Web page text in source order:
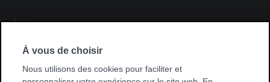
Suivez-nous
nous
nous
À vous de choisir
Nous utilisons des cookies pour faciliter et